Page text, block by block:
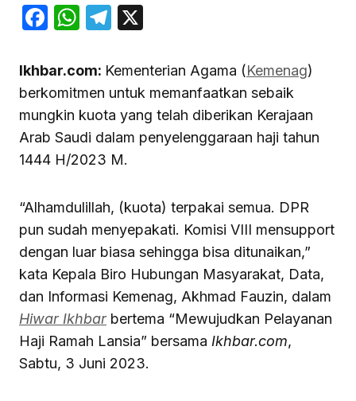
Facebook
WhatsApp
Telegram
Ikhbar.com: Kementerian Agama (Kemenag)
berkomitmen untuk memanfaatkan sebaik
mungkin kuota yang telah diberikan Kerajaan
Arab Saudi dalam penyelenggaraan haji tahun
1444 H/2023 M.
“Alhamdulillah, (kuota) terpakai semua. DPR
pun sudah menyepakati. Komisi VIII mensupport
dengan luar biasa sehingga bisa ditunaikan,”
kata Kepala Biro Hubungan Masyarakat, Data,
dan Informasi Kemenag, Akhmad Fauzin, dalam
Hiwar Ikhbar bertema “Mewujudkan Pelayanan
Haji Ramah Lansia” bersama Ikhbar.com,
Sabtu, 3 Juni 2023.